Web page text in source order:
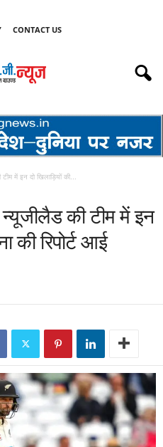
CONTACT US
में इन दो खिलाड़ियों की...
न्यूजीलैड की टीम में इन
की रिपोर्ट आई